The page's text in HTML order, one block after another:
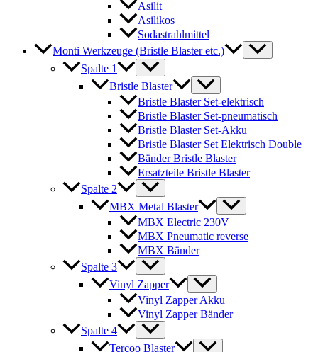
Asilit
Asilikos
Sodastrahlmittel
Monti Werkzeuge (Bristle Blaster etc.)
Spalte 1
Bristle Blaster
Bristle Blaster Set-elektrisch
Bristle Blaster Set-pneumatisch
Bristle Blaster Set-Akku
Bristle Blaster Set Elektrisch Double
Bänder Bristle Blaster
Ersatzteile Bristle Blaster
Spalte 2
MBX Metal Blaster
MBX Electric 230V
MBX Pneumatic reverse
MBX Bänder
Spalte 3
Vinyl Zapper
Vinyl Zapper Akku
Vinyl Zapper Bänder
Spalte 4
Tercoo Blaster